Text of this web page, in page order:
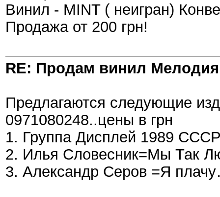
Винил - MINT ( неигран)
Продажа от 200 грн!
RE: Продам винил Мелодия
Предлагаются следующие
0971080248..цены в грн
1. Группа Дисплей 1989
2. Илья Словесник=Мы Так
3. Александр Серов =Я